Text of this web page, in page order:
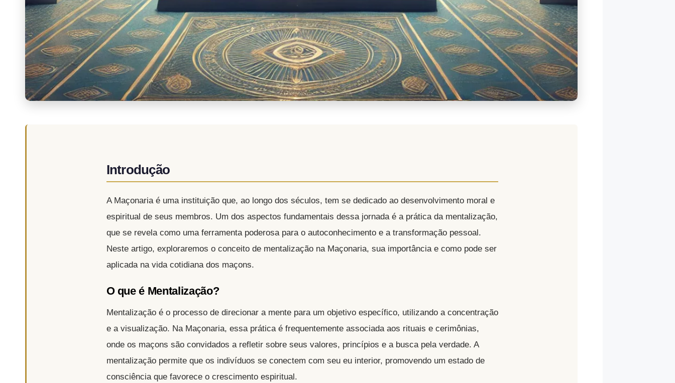
Introdução
A Maçonaria é uma instituição que, ao longo dos séculos, tem se dedicado ao desenvolvimento moral e
espiritual de seus membros. Um dos aspectos fundamentais dessa jornada é a prática da mentalização,
que se revela como uma ferramenta poderosa para o autoconhecimento e a transformação pessoal.
Neste artigo, exploraremos o conceito de mentalização na Maçonaria, sua importância e como pode ser
aplicada na vida cotidiana dos maçons.
O que é Mentalização?
Mentalização é o processo de direcionar a mente para um objetivo específico, utilizando a concentração
e a visualização. Na Maçonaria, essa prática é frequentemente associada aos rituais e cerimônias,
onde os maçons são convidados a refletir sobre seus valores, princípios e a busca pela verdade. A
mentalização permite que os indivíduos se conectem com seu eu interior, promovendo um estado de
consciência que favorece o crescimento espiritual.